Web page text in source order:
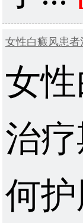
女性白癜风患
女
治
何护